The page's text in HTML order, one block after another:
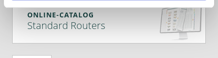
ONLINE-CATALOG
Standard Routers